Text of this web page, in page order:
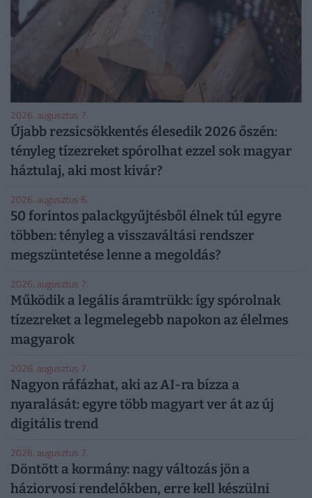
2026. augusztus 7.
Újabb rezsicsökkentés élesedik 2026 őszén:
tényleg tízezreket spórolhat ezzel sok magyar
háztulaj, aki most kivár?
2026. augusztus 6.
50 forintos palackgyűjtésből élnek túl egyre
többen: tényleg a visszaváltási rendszer
megszüntetése lenne a megoldás?
2026. augusztus 7.
Működik a legális áramtrükk: így spórolnak
tízezreket a legmelegebb napokon az élelmes
magyarok
2026. augusztus 7.
Nagyon ráfázhat, aki az AI-ra bízza a
nyaralását: egyre több magyart ver át az új
digitális trend
2026. augusztus 7.
Döntött a kormány: nagy változás jön a
háziorvosi rendelőkben, erre kell készülni